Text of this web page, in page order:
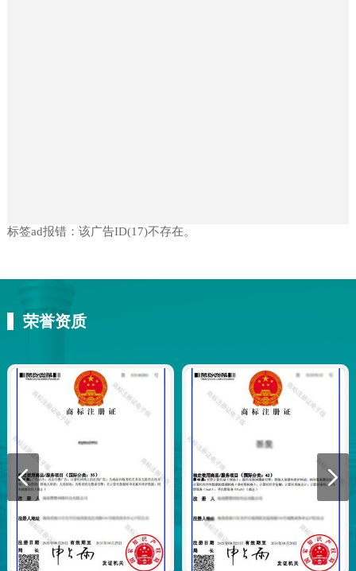
标签ad报错：该广告ID(17)不存在。
荣誉资质